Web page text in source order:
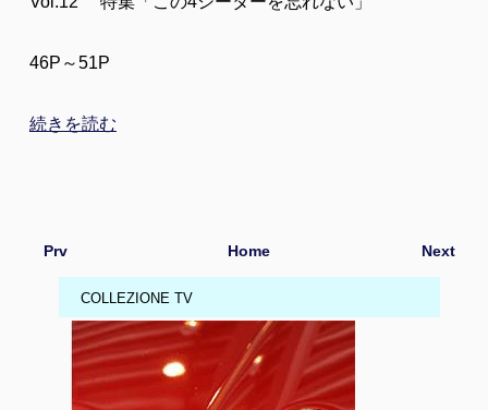
46P～51P
続きを読む
Prv Next
Home
COLLEZIONE TV